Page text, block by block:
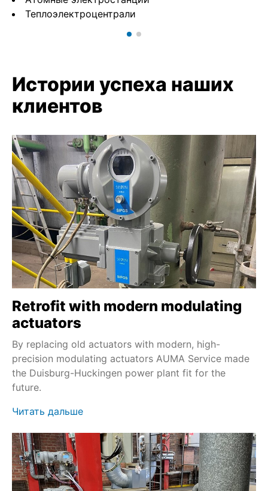
Теплоэлектроцентрали
Истории успеха наших
клиентов
Retrofit with modern modulating
actuators
By replacing old actuators with modern, high-
precision modulating actuators AUMA Service made
the Duisburg-Huckingen power plant fit for the
future.
Читать дальше